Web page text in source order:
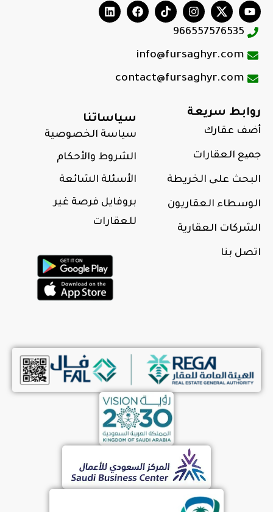
966557576535
info@fursaghyr.com
contact@fursaghyr.com
روابط سريعة
أضف عقارك
جمیع العقارات
البحث علی الخريطة
الوسطاء العقاريون
الشركات العقارية
اتصل بنا
سياساتنا
سياسة الخصوصية
الشروط والأحكام
الأسئلة الشائعة
بروفايل فرصة غير
للعقارات